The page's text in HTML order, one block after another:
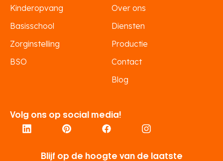
Volg ons op social media!
Kinderopvang
Basisschool
Zorginstelling
BSO
Over ons
Diensten
Productie
Contact
Blog
Blijf op de hoogte van de laatste